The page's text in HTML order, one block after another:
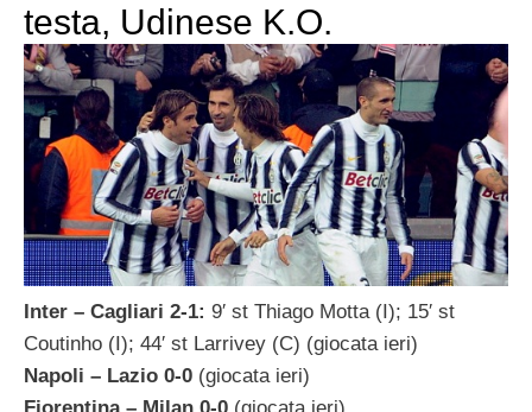
testa, Udinese K.O.
Inter – Cagliari 2-1: 9′ st Thiago Motta (I); 15′ st
Coutinho (I); 44′ st Larrivey (C) (giocata ieri)
Napoli – Lazio 0-0 (giocata ieri)